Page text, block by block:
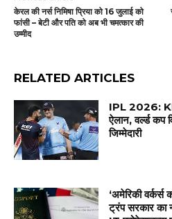
केरल की नर्स निमिषा प्रिया को 16 जुलाई को
फांसी – बेटी और पति को अब भी चमत्कार की
उम्मीद
RELATED ARTICLES
IPL 2026:
ऐलान, वर्ल्ड कप
जिम्मेदारी
‘अमेरिकी
ट्रंप सरकार का